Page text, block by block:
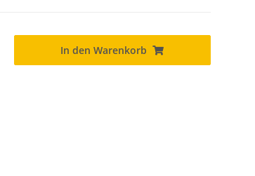
In den Warenkorb